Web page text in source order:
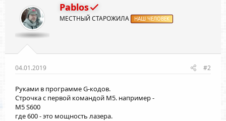
Pablos
МЕСТНЫЙ СТАРОЖИЛА НАШ ЧЕЛОВЕК
04.01.2019 #2
Руками в программе G-кодов.
Строчка с первой командой M5. например -
M5 S600
где 600 - это мощность лазера.